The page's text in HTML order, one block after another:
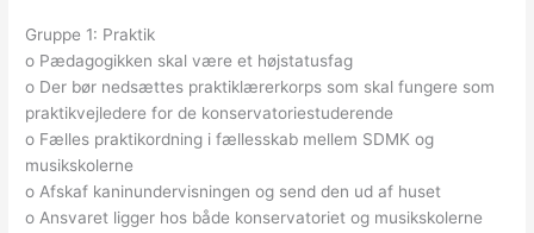
Gruppe 1: Praktik
o Pædagogikken skal være et højstatusfag
o Der bør nedsættes praktiklærerkorps som skal fungere som
praktikvejledere for de konservatoriestuderende
o Fælles praktikordning i fællesskab mellem SDMK og
musikskolerne
o Afskaf kaninundervisningen og send den ud af huset
o Ansvaret ligger hos både konservatoriet og musikskolerne